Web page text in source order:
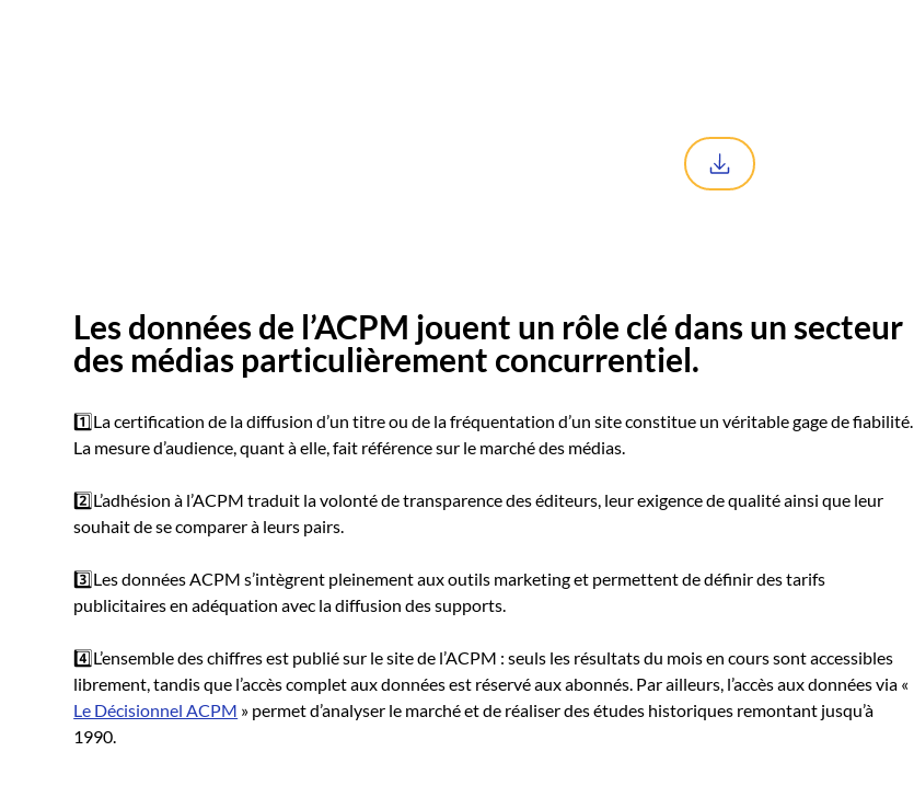
Les données de l’ACPM jouent un rôle clé dans un secteur
des médias particulièrement concurrentiel.
1️⃣La certification de la diffusion d’un titre ou de la fréquentation d’un site constitue un véritable gage de fiabilité.
La mesure d’audience, quant à elle, fait référence sur le marché des médias.
2️⃣L’adhésion à l’ACPM traduit la volonté de transparence des éditeurs, leur exigence de qualité ainsi que leur
souhait de se comparer à leurs pairs.
3️⃣Les données ACPM s’intègrent pleinement aux outils marketing et permettent de définir des tarifs
publicitaires en adéquation avec la diffusion des supports.
4️⃣L’ensemble des chiffres est publié sur le site de l’ACPM : seuls les résultats du mois en cours sont accessibles
librement, tandis que l’accès complet aux données est réservé aux abonnés. Par ailleurs, l’accès aux données via «
Le Décisionnel ACPM » permet d’analyser le marché et de réaliser des études historiques remontant jusqu’à
1990.